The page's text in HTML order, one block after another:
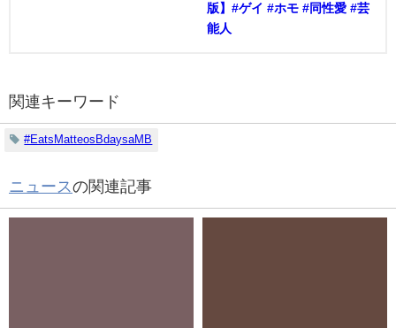
版】#ゲイ #ホモ #同性愛 #芸
能人
関連キーワード
#EatsMatteosBdaysaMB
ニュースの関連記事